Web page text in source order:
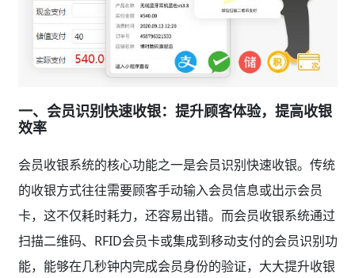
一、会员识别快速收银：提升顾客体验，提高收银
效率
会员收银系统的核心功能之一是会员识别快速收银。传统
的收银方式往往需要顾客手动输入会员信息或出示会员
卡，这不仅耗时耗力，还容易出错。而会员收银系统通过
扫描二维码、RFID会员卡或集成到移动支付的会员识别功
能，能够在几秒钟内完成会员身份的验证，大大提升收银